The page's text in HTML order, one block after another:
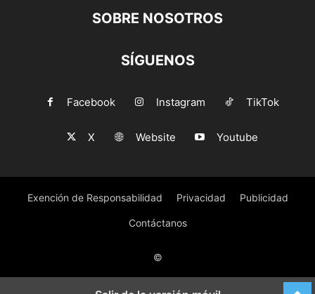
SOBRE NOSOTROS
SÍGUENOS
Facebook Instagram TikTok
X Website Youtube
Exención de Responsabilidad Privacidad Publicidad
Contáctanos
©